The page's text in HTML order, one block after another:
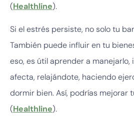
(Healthline).
Si el estrés persiste, no solo tu
También puede influir en tu
eso, es útil aprender a
afecta, relajándote, haciendo
dormir bien. Así, podrías mejorar
(Healthline).